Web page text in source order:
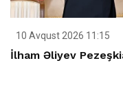
10 Avqust 2026 11:15
İlham Əliyev